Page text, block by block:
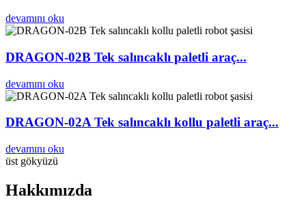
devamını oku
DRAGON-02B Tek salıncaklı paletli araç...
devamını oku
DRAGON-02A Tek salıncaklı kollu paletli araç...
devamını oku
üst gökyüzü
Hakkımızda